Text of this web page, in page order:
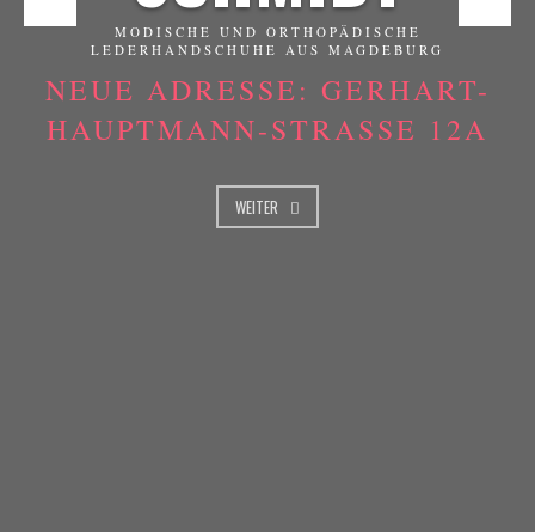
MODISCHE UND ORTHOPÄDISCHE
LEDERHANDSCHUHE AUS MAGDEBURG
NEUE ADRESSE: GERHART-
HAUPTMANN-STRASSE 12A
WEITER